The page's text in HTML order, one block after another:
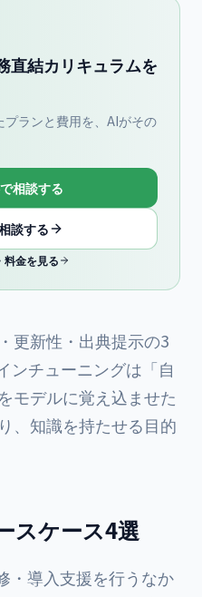
結カリキュラムを
ランと費用を、AIがその
相談する
談する
料金を見る
更新性・出典提示の3
ンチューニングは「自
モデルに覚え込ませた
、知識を持たせる目的
スケース4選
・導入支援を行うなか